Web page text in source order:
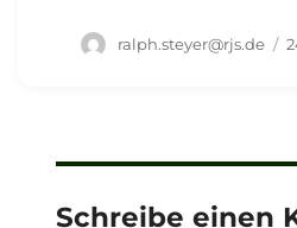
Autor
ralph.steyer@rjs.de
Schreibe einen